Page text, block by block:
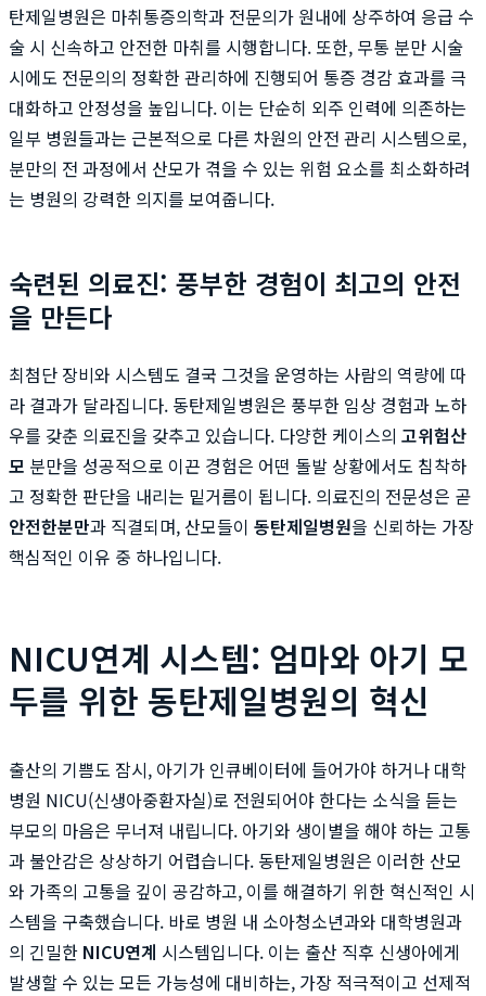
탄제일병원은 마취통증의학과 전문의가 원내에 상주하여 응급 수
술 시 신속하고 안전한 마취를 시행합니다. 또한, 무통 분만 시술
시에도 전문의의 정확한 관리하에 진행되어 통증 경감 효과를 극
대화하고 안정성을 높입니다. 이는 단순히 외주 인력에 의존하는
일부 병원들과는 근본적으로 다른 차원의 안전 관리 시스템으로,
분만의 전 과정에서 산모가 겪을 수 있는 위험 요소를 최소화하려
는 병원의 강력한 의지를 보여줍니다.
숙련된 의료진: 풍부한 경험이 최고의 안전
을 만든다
최첨단 장비와 시스템도 결국 그것을 운영하는 사람의 역량에 따
라 결과가 달라집니다. 동탄제일병원은 풍부한 임상 경험과 노하
우를 갖춘 의료진을 갖추고 있습니다. 다양한 케이스의 고위험산
모 분만을 성공적으로 이끈 경험은 어떤 돌발 상황에서도 침착하
고 정확한 판단을 내리는 밑거름이 됩니다. 의료진의 전문성은 곧
안전한분만과 직결되며, 산모들이 동탄제일병원을 신뢰하는 가장
핵심적인 이유 중 하나입니다.
NICU연계 시스템: 엄마와 아기 모
두를 위한 동탄제일병원의 혁신
출산의 기쁨도 잠시, 아기가 인큐베이터에 들어가야 하거나 대학
병원 NICU(신생아중환자실)로 전원되어야 한다는 소식을 듣는
부모의 마음은 무너져 내립니다. 아기와 생이별을 해야 하는 고통
과 불안감은 상상하기 어렵습니다. 동탄제일병원은 이러한 산모
와 가족의 고통을 깊이 공감하고, 이를 해결하기 위한 혁신적인 시
스템을 구축했습니다. 바로 병원 내 소아청소년과와 대학병원과
의 긴밀한 NICU연계 시스템입니다. 이는 출산 직후 신생아에게
발생할 수 있는 모든 가능성에 대비하는, 가장 적극적이고 선제적